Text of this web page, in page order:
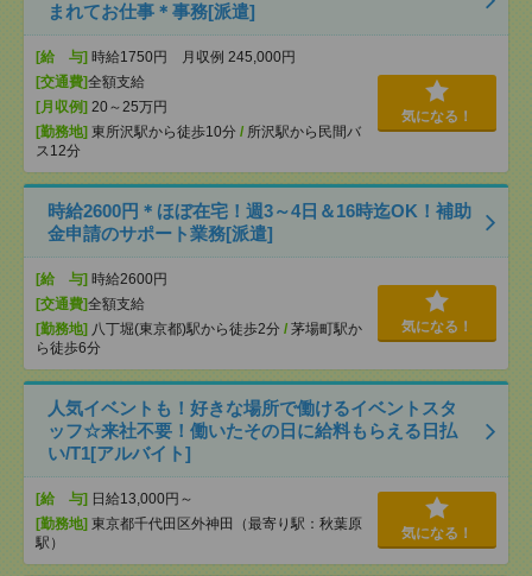
まれてお仕事＊事務[派遣]
[給 与] 時給1750円 月収例 245,000円
[交通費]全額支給
[月収例] 20～25万円
[勤務地] 東所沢駅から徒歩10分 / 所沢駅から民間バ
ス12分
気になる！
時給2600円＊ほぼ在宅！週3～4日＆16時迄OK！補助
金申請のサポート業務[派遣]
[給 与] 時給2600円
[交通費]全額支給
[勤務地] 八丁堀(東京都)駅から徒歩2分 / 茅場町駅か
ら徒歩6分
気になる！
人気イベントも！好きな場所で働けるイベントスタ
ッフ☆来社不要！働いたその日に給料もらえる日払
い/T1[アルバイト]
[給 与] 日給13,000円～
[勤務地] 東京都千代田区外神田（最寄り駅：秋葉原
駅）
気になる！